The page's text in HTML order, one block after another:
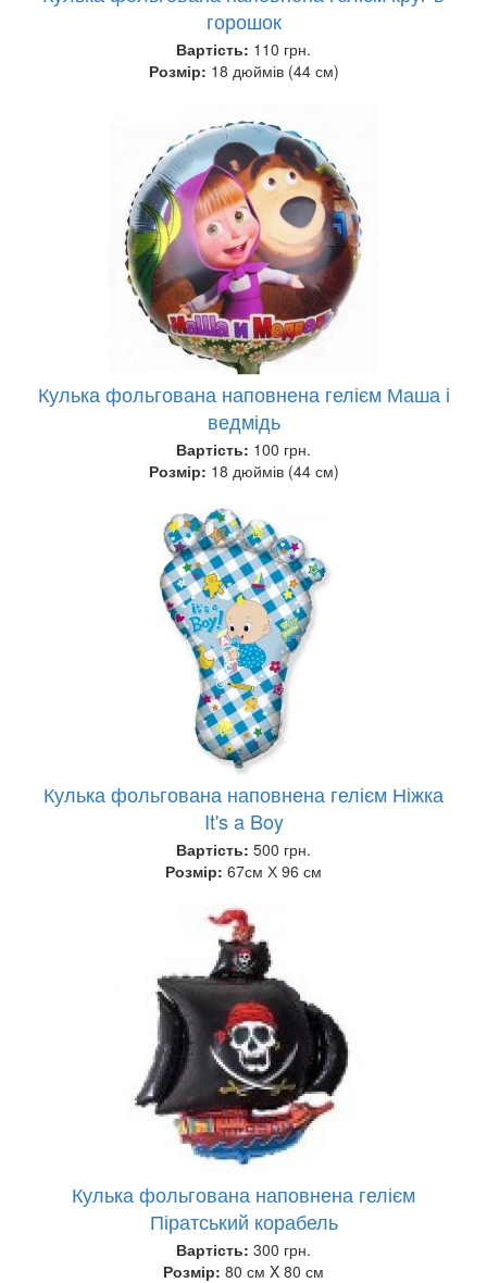
горошок
Вартість: 110 грн.
Розмір: 18 дюймів (44 см)
Кулька фольгована наповнена гелієм Маша і
ведмідь
Вартість: 100 грн.
Розмір: 18 дюймів (44 см)
Кулька фольгована наповнена гелієм Ніжка
It's a Boy
Вартість: 500 грн.
Розмір: 67см Х 96 см
Кулька фольгована наповнена гелієм
Піратський корабель
Вартість: 300 грн.
Розмір: 80 см X 80 см